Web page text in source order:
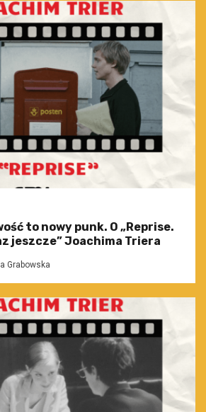
to nowy punk. O „Reprise.
jeszcze” Joachima Triera
Grabowska